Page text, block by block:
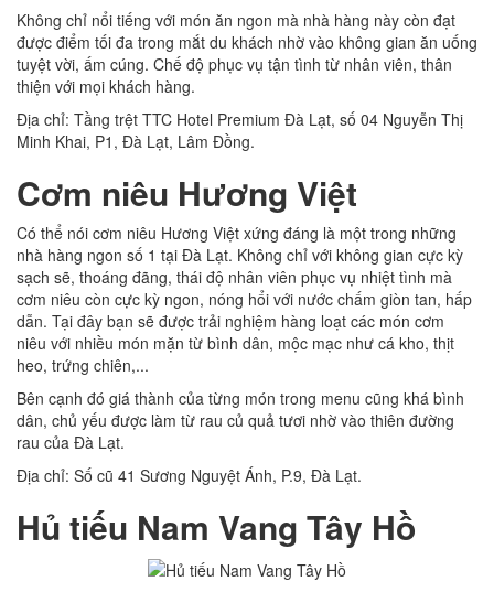
Không chỉ nổi tiếng với món ăn ngon mà nhà hàng này còn đạt
được điểm tối đa trong mắt du khách nhờ vào không gian ăn uống
tuyệt vời, ấm cúng. Chế độ phục vụ tận tình từ nhân viên, thân
thiện với mọi khách hàng.
Địa chỉ: Tầng trệt TTC Hotel Premium Đà Lạt, số 04 Nguyễn Thị
Minh Khai, P1, Đà Lạt, Lâm Đồng.
Cơm niêu Hương Việt
Có thể nói cơm niêu Hương Việt xứng đáng là một trong những
nhà hàng ngon số 1 tại Đà Lạt. Không chỉ với không gian cực kỳ
sạch sẽ, thoáng đãng, thái độ nhân viên phục vụ nhiệt tình mà
cơm niêu còn cực kỳ ngon, nóng hổi với nước chấm giòn tan, hấp
dẫn. Tại đây bạn sẽ được trải nghiệm hàng loạt các món cơm
niêu với nhiều món mặn từ bình dân, mộc mạc như cá kho, thịt
heo, trứng chiên,...
Bên cạnh đó giá thành của từng món trong menu cũng khá bình
dân, chủ yếu được làm từ rau củ quả tươi nhờ vào thiên đường
rau của Đà Lạt.
Địa chỉ: Số cũ 41 Sương Nguyệt Ánh, P.9, Đà Lạt.
Hủ tiếu Nam Vang Tây Hồ